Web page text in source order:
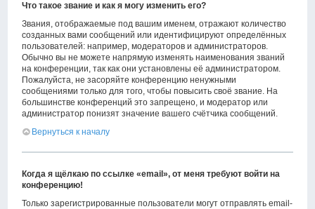
Что такое звание и как я могу изменить его?
Звания, отображаемые под вашим именем, отражают количество
созданных вами сообщений или идентифицируют определённых
пользователей: например, модераторов и администраторов.
Обычно вы не можете напрямую изменять наименования званий
на конференции, так как они установлены её администратором.
Пожалуйста, не засоряйте конференцию ненужными
сообщениями только для того, чтобы повысить своё звание. На
большинстве конференций это запрещено, и модератор или
администратор понизят значение вашего счётчика сообщений.
Вернуться к началу
Когда я щёлкаю по ссылке «email», от меня требуют войти на
конференцию!
Только зарегистрированные пользователи могут отправлять email-